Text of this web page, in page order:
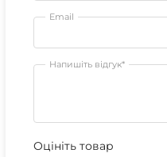
Email
Напишіть відгук*
Оцініть товар